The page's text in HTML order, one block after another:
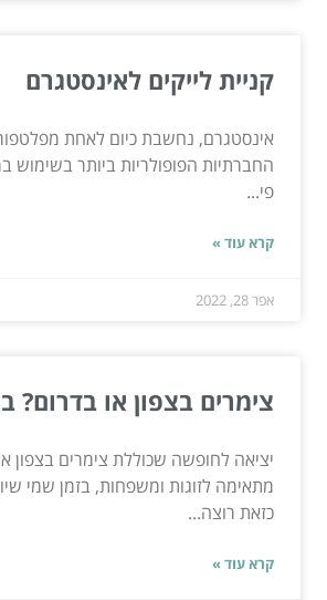
קניית לייקים לאינסטגרם
אינסטגרם, נחשבת כיום לאחת
החברתיות הפופולריות ביותר בשימוש
פי...
קרא עוד »
אפר 28, 2022
צימרים בצפון או בדרום?
יציאה לחופשה שכוללת צימרים בצפון
מתאימה לזוגות ומשפחות, בזמן שמי
כזאת רוצה...
קרא עוד »